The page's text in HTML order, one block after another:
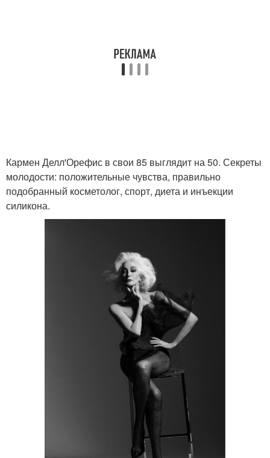
Кармен Делл'Орефис в свои 85 выглядит на 50. Секреты
молодости: положительные чувства, правильно
подобранный косметолог, спорт, диета и инъекции
силикона.